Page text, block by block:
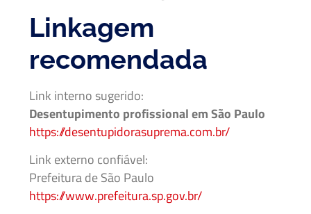
Linkagem
recomendada
Link interno sugerido:
Desentupimento profissional em São Paulo
https://desentupidorasuprema.com.br/
Link externo confiável:
Prefeitura de São Paulo
https://www.prefeitura.sp.gov.br/